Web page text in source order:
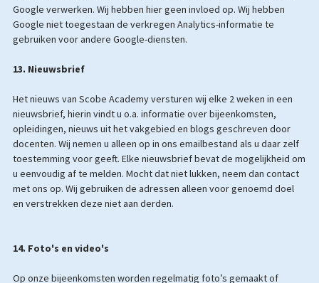
Google verwerken. Wij hebben hier geen invloed op. Wij hebben
Google niet toegestaan de verkregen Analytics-informatie te
gebruiken voor andere Google-diensten.
13. Nieuwsbrief
Het nieuws van Scobe Academy versturen wij elke 2 weken in een
nieuwsbrief, hierin vindt u o.a. informatie over bijeenkomsten,
opleidingen, nieuws uit het vakgebied en blogs geschreven door
docenten. Wij nemen u alleen op in ons emailbestand als u daar zelf
toestemming voor geeft. Elke nieuwsbrief bevat de mogelijkheid om
u eenvoudig af te melden. Mocht dat niet lukken, neem dan contact
met ons op. Wij gebruiken de adressen alleen voor genoemd doel
en verstrekken deze niet aan derden.
14. Foto's en video's
Op onze bijeenkomsten worden regelmatig foto’s gemaakt of